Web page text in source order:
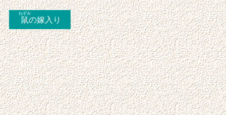
鼠
ねずみ
の嫁入り